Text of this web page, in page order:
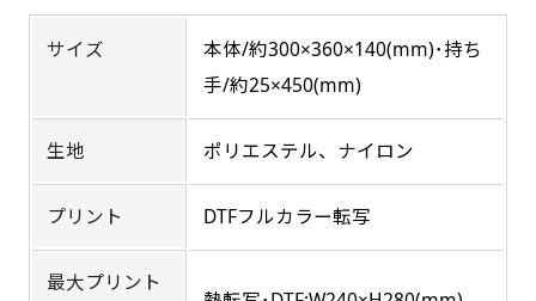
サイズ
本体/約300×360×140(mm)･持ち
手/約25×450(mm)
生地 ポリエステル、ナイロン
プリント DTFフルカラー転写
最大プリント
す。かわいいい＆おしゃれなのぼりです。台はセ
ットでついてます。
ジャンボ(90x270)
す。かわいいい＆おしゃれなのぼりです。台はセ
ットでついてます。
ジャンボ(270x90)
燃えにくくなります。（燃えるというより溶け
るに近くなるイメージ）一般的な方法は、旗の
素材に特殊な化学薬品を使用して延焼を抑えま
す。
お急ぎ［ +330円 ］
お急ぎは翌営業日発送（基本12時締め切り)枚数
によって対応できない場合、ギリギリでも対応